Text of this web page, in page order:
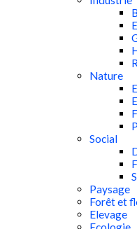
Nature
Social
Paysage
Forêt et
Elevage